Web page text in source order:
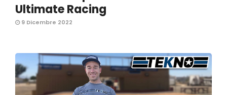
Ultimate Racing
9 Dicembre 2022